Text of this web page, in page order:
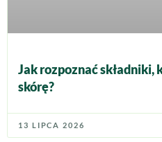
Jak rozpoznać składniki,
skórę?
13 LIPCA 2026